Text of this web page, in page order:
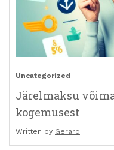
Uncategorized
Järelmaksu
kogemusest
Written by Gerard